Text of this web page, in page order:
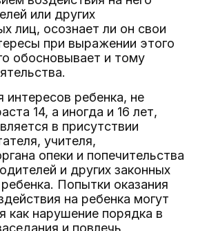
или других
лиц, осознает ли он свои
при выражении этого
обосновывает и тому
интересов ребенка, не
14, а иногда и 16 лет,
в присутствии
учителя,
опеки и попечительства
и других законных
Попытки оказания
на ребенка могут
как нарушение порядка в
и повлечь